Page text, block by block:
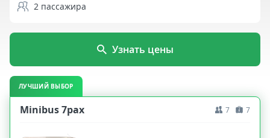
2 пассажира
Узнать цены
ЛУЧШИЙ ВЫБОР
Minibus 7pax 7 7